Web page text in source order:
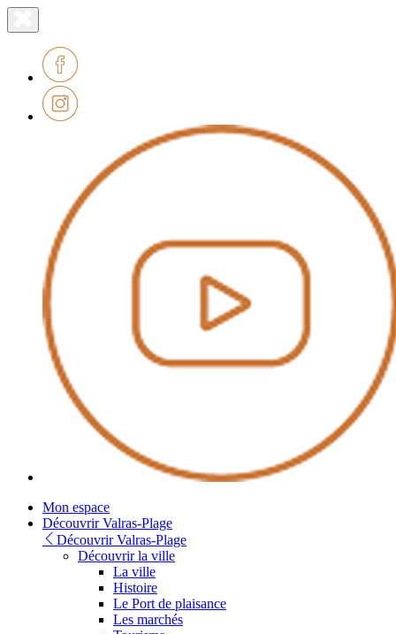
le
Lien
page
accueil
Mon espace
Découvrir Valras-Plage
Découvrir Valras-Plage
Découvrir la ville
La ville
Histoire
Le Port de plaisance
Les marchés